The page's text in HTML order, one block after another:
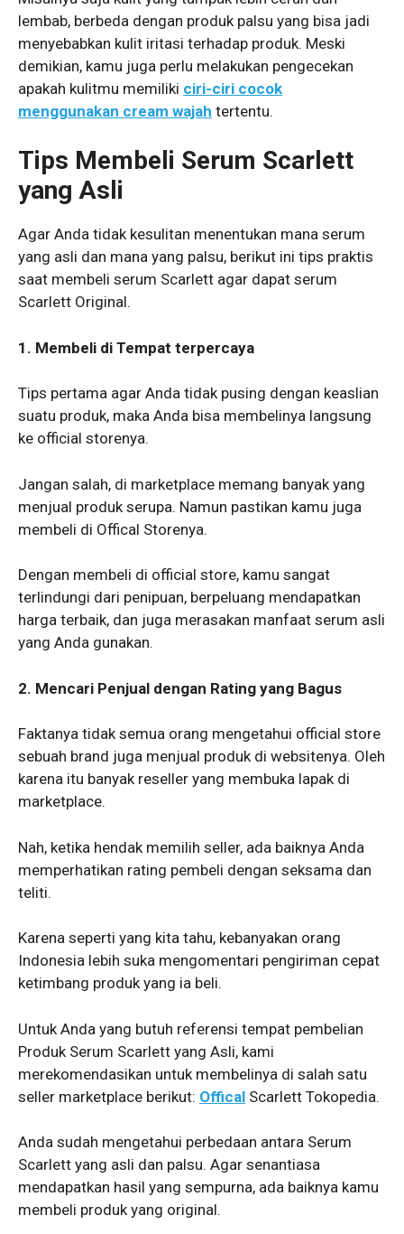
lembab, berbeda dengan produk palsu yang bisa jadi
menyebabkan kulit iritasi terhadap produk. Meski
demikian, kamu juga perlu melakukan pengecekan
apakah kulitmu memiliki ciri-ciri cocok
menggunakan cream wajah tertentu.
Tips Membeli Serum Scarlett
yang Asli
Agar Anda tidak kesulitan menentukan mana serum
yang asli dan mana yang palsu, berikut ini tips praktis
saat membeli serum Scarlett agar dapat serum
Scarlett Original.
1. Membeli di Tempat terpercaya
Tips pertama agar Anda tidak pusing dengan keaslian
suatu produk, maka Anda bisa membelinya langsung
ke official storenya.
Jangan salah, di marketplace memang banyak yang
menjual produk serupa. Namun pastikan kamu juga
membeli di Offical Storenya.
Dengan membeli di official store, kamu sangat
terlindungi dari penipuan, berpeluang mendapatkan
harga terbaik, dan juga merasakan manfaat serum asli
yang Anda gunakan.
2. Mencari Penjual dengan Rating yang Bagus
Faktanya tidak semua orang mengetahui official store
sebuah brand juga menjual produk di websitenya. Oleh
karena itu banyak reseller yang membuka lapak di
marketplace.
Nah, ketika hendak memilih seller, ada baiknya Anda
memperhatikan rating pembeli dengan seksama dan
teliti.
Karena seperti yang kita tahu, kebanyakan orang
Indonesia lebih suka mengomentari pengiriman cepat
ketimbang produk yang ia beli.
Untuk Anda yang butuh referensi tempat pembelian
Produk Serum Scarlett yang Asli, kami
merekomendasikan untuk membelinya di salah satu
seller marketplace berikut: Offical Scarlett Tokopedia.
Anda sudah mengetahui perbedaan antara Serum
Scarlett yang asli dan palsu. Agar senantiasa
mendapatkan hasil yang sempurna, ada baiknya kamu
membeli produk yang original.